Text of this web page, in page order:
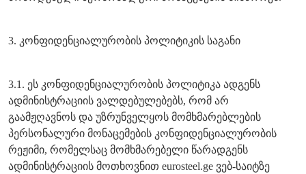
3. კონფიდენციალურობის პოლიტიკის საგანი
3.1. ეს კონფიდენციალურობის პოლიტიკა ადგენს
ადმინისტრაციის ვალდებულებებს, რომ არ
გაამჟღავნოს და უზრუნველყოს მომხმარებლების
პერსონალური მონაცემების კონფიდენციალურობის
რეჟიმი, რომელსაც მომხმარებელი წარადგენს
ადმინისტრაციის მოთხოვნით eurosteel.ge ვებ-საიტზე